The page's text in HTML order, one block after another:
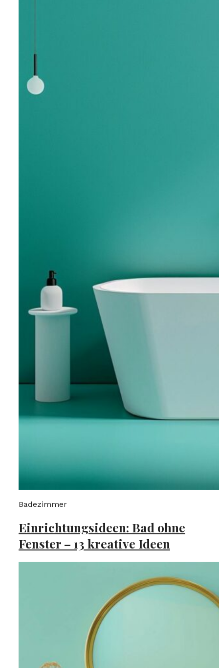
Badezimmer
Einrichtungsideen: Bad ohne
Fenster – 13 kreative Ideen